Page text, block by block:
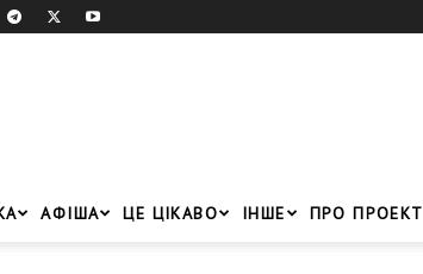
АФІША ЦЕ ЦІКАВО ІНШЕ ПРО ПРОЕКТ